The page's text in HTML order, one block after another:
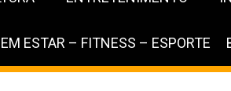
ESTAR – FITNESS – ESPORTE